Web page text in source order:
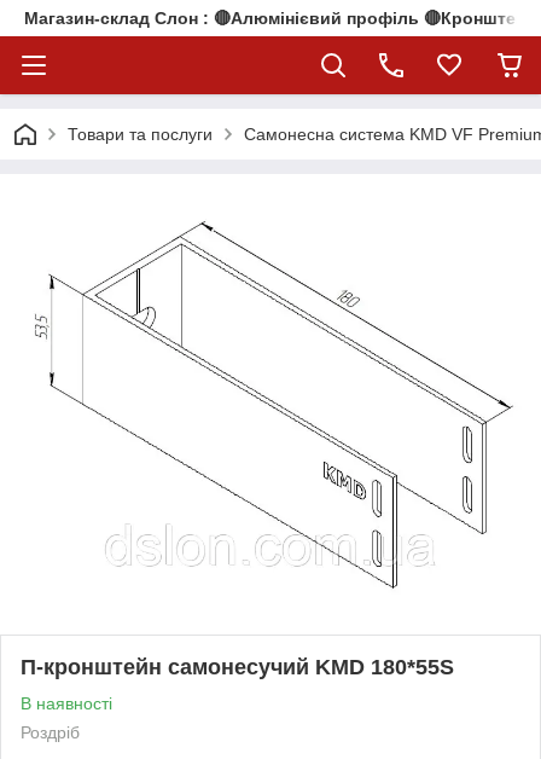
Магазин-склад Слон : 🔴Алюмінієвий профіль
Товари та послуги Самонесна система KMD VF
П-кронштейн самонесучий KMD 180*55S
В наявності
Роздріб